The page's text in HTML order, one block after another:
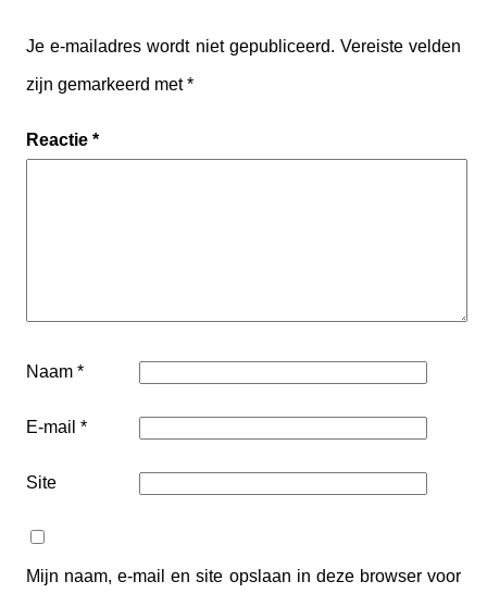
Je e-mailadres wordt niet gepubliceerd. Vereiste velden
zijn gemarkeerd met*
Reactie*
Naam*
E-mail*
Site
Mijn naam, e-mail en site opslaan in deze browser voor